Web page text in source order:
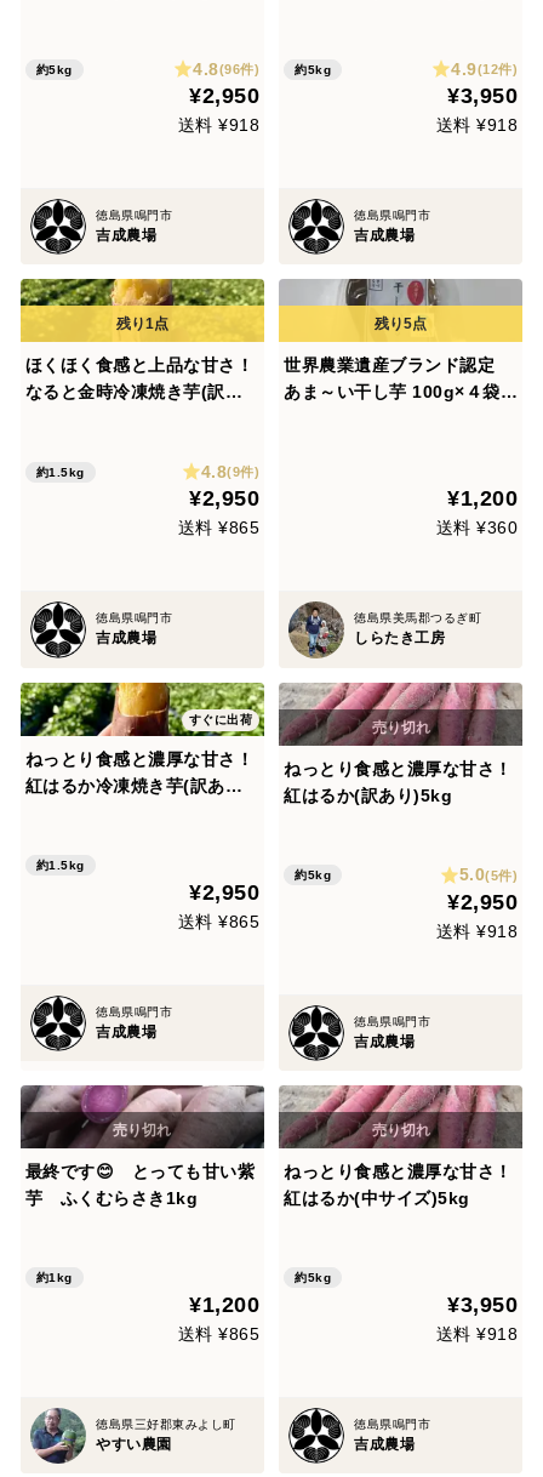
約5kg 4.8(96件)
¥2,950
送料 ¥918
徳島県鳴門市
吉成農場
約5kg 4.9(12件)
¥3,950
送料 ¥918
徳島県鳴門市
吉成農場
ほくほく食感と上品な甘さ！
なると金時冷凍焼き芋(訳あ
約1.5kg 4.8(9件)
¥2,950
送料 ¥865
徳島県鳴門市
吉成農場
世界農業遺産ブランド認定
あま～い干し芋 100g×４袋
¥1,200
送料 ¥360
徳島県美馬郡つるぎ町
しらたき工房
すぐに出荷
ねっとり食感と濃厚な甘さ！
紅はるか冷凍焼き芋(訳あり)
約1.5kg
¥2,950
送料 ¥865
徳島県鳴門市
吉成農場
ねっとり食感と濃厚な甘さ！
紅はるか(訳あり)5kg
約5kg 5.0(5件)
¥2,950
送料 ¥918
徳島県鳴門市
吉成農場
最終です😊 とっても甘い紫
芋 ふくむらさき1kg
約1kg
¥1,200
送料 ¥865
徳島県三好郡東みよし町
やすい農園
ねっとり食感と濃厚な甘さ！
紅はるか(中サイズ)5kg
約5kg
¥3,950
送料 ¥918
徳島県鳴門市
吉成農場